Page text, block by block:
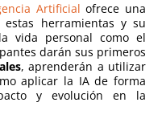
Artificial ofrece una
herramientas y su
vida personal como el
darán sus primeros
, aprenderán a utilizar
aplicar la IA de forma
y evolución en la